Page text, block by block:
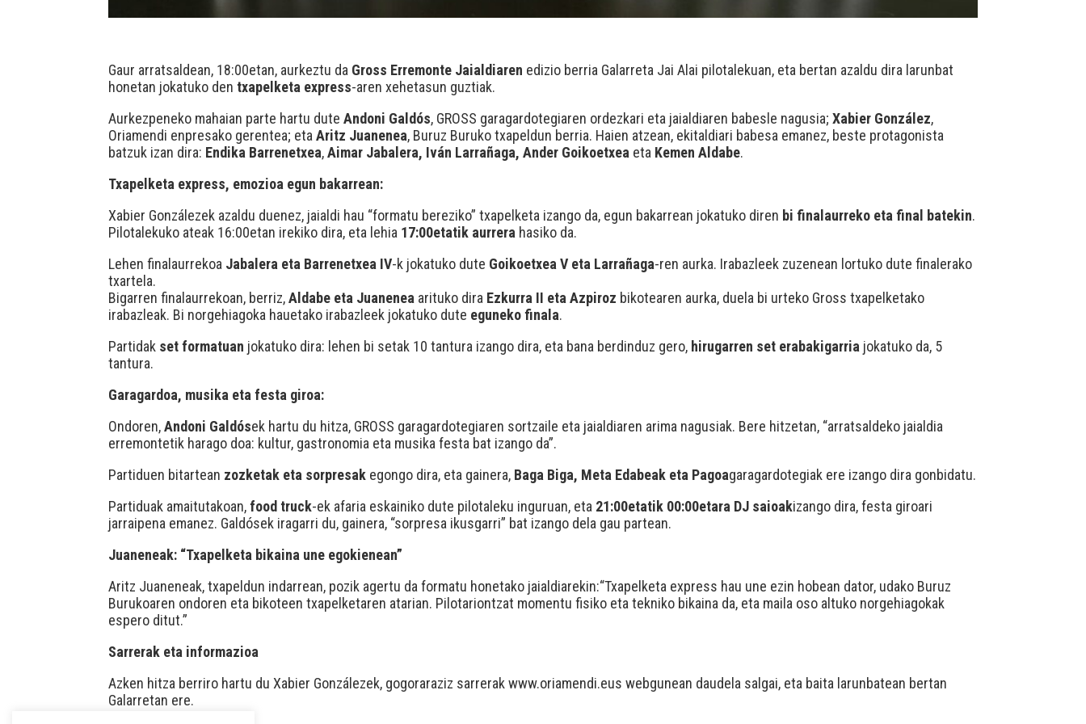
Gaur arratsaldean, 18:00etan, aurkeztu da Gross Erremonte Jaialdiaren edizio berria Galarreta Jai Alai pilotalekuan, eta bertan azaldu dira larunbat
honetan jokatuko den txapelketa express-aren xehetasun guztiak.
Aurkezpeneko mahaian parte hartu duteAndoni Galdós, GROSS garagardotegiaren ordezkari eta jaialdiaren babesle nagusia;Xabier González,
Oriamendi enpresako gerentea; etaAritz Juanenea, Buruz Buruko txapeldun berria. Haien atzean, ekitaldiari babesa emanez, beste protagonista
batzuk izan dira: Endika Barrenetxea,Aimar Jabalera, Iván Larrañaga, Ander Goikoetxea eta Kemen Aldabe.
Txapelketa express, emozioa egun bakarrean:
Xabier Gonzálezek azaldu duenez, jaialdi hau “formatu bereziko” txapelketa izango da, egun bakarrean jokatuko diren bi finalaurreko eta final batekin.
Pilotalekuko ateak 16:00etan irekiko dira, eta lehia 17:00etatik aurrera hasiko da.
Lehen finalaurrekoa Jabalera eta Barrenetxea IV-k jokatuko dute Goikoetxea V eta Larrañaga-ren aurka. Irabazleek zuzenean lortuko dute finalerako
txartela.
Bigarren finalaurrekoan, berriz,Aldabe eta Juanenea arituko dira Ezkurra II eta Azpiroz bikotearen aurka, duela bi urteko Gross txapelketako
irabazleak. Bi norgehiagoka hauetako irabazleek jokatuko dute eguneko finala.
Partidak set formatuan jokatuko dira: lehen bi setak 10 tantura izango dira, eta bana berdinduz gero, hirugarren set erabakigarria jokatuko da, 5
tantura.
Garagardoa, musika eta festa giroa:
Ondoren,Andoni Galdósek hartu du hitza, GROSS garagardotegiaren sortzaile eta jaialdiaren arima nagusiak. Bere hitzetan, “arratsaldeko jaialdia
erremontetik harago doa: kultur, gastronomia eta musika festa bat izango da”.
Partiduen bitartean zozketak eta sorpresak egongo dira, eta gainera, Baga Biga, Meta Edabeak eta Pagoagaragardotegiak ere izango dira gonbidatu.
Partiduak amaitutakoan,food truck-ek afaria eskainiko dute pilotaleku inguruan, eta 21:00etatik 00:00etara DJ saioakizango dira, festa giroari
jarraipena emanez. Galdósek iragarri du, gainera, “sorpresa ikusgarri” bat izango dela gau partean.
Juaneneak: “Txapelketa bikaina une egokienean”
Aritz Juaneneak, txapeldun indarrean, pozik agertu da formatu honetako jaialdiarekin:“Txapelketa express hau une ezin hobean dator, udako Buruz
Burukoaren ondoren eta bikoteen txapelketaren atarian. Pilotariontzat momentu fisiko eta tekniko bikaina da, eta maila oso altuko norgehiagokak
espero ditut.”
Sarrerak eta informazioa
Azken hitza berriro hartu du Xabier Gonzálezek, gogoraraziz sarrerakwww.oriamendi.eus webgunean daudela salgai, eta baita larunbatean bertan
Galarretan ere.